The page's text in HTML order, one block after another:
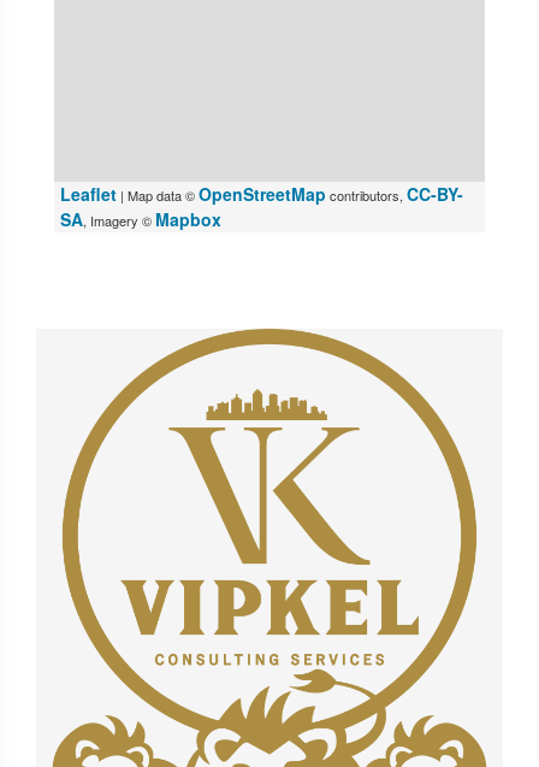
Leaflet | Map data ©OpenStreetMap contributors, CC-BY-
SA, Imagery © Mapbox